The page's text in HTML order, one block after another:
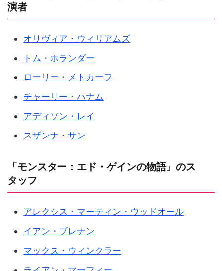
演者
オリヴィア・ウィリアムズ
トム・ホランダー
ローリー・メトカーフ
チャーリー・ハナム
アディソン・レイ
スザンナ・サン
「モンスター：エド・ゲインの物語」のス
タッフ
アレクシス・マーティン・ウッドオール
イアン・ブレナン
マックス・ウィンクラー